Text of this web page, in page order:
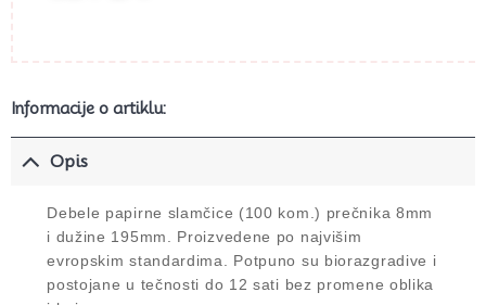
Informacije o artiklu:
Opis
Debele papirne slamčice (100 kom.) prečnika 8mm
i dužine 195mm. Proizvedene po najvišim
evropskim standardima. Potpuno su biorazgradive i
postojane u tečnosti do 12 sati bez promene oblika